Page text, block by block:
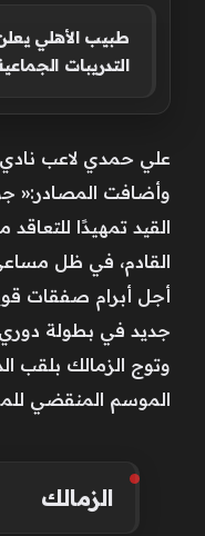
طبيب الأهلي
التدريبات
علي حمدي لاعب
وأضافت المصادر:«
القيد تمهيدًا
القادم، في ظل
أجل أبرام صفقات
جديد في بطولة دوري
وتوج الزمالك بلقب
الموسم المنقضي للمرة الـ 15 في
الزمالك